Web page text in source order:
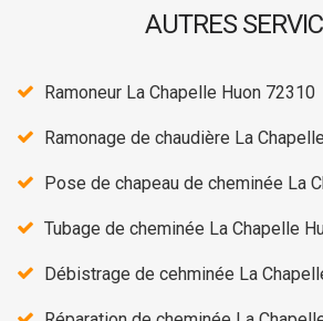
AUTRES
Ramoneur La Chapelle Huon 72310
Ramonage de chaudière La
Pose de chapeau de cheminée La
Tubage de cheminée La Chapelle
Débistrage de cehminée La